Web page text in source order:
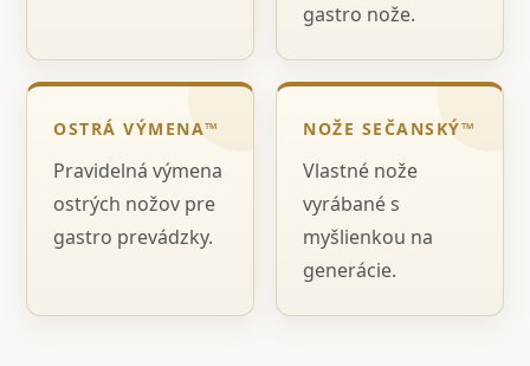
gastro nože.
OSTRÁ VÝMENA™
Pravidelná výmena
ostrých nožov pre
gastro prevádzky.
NOŽE SEČANSKÝ™
Vlastné nože
vyrábané s
myšlienkou na
generácie.